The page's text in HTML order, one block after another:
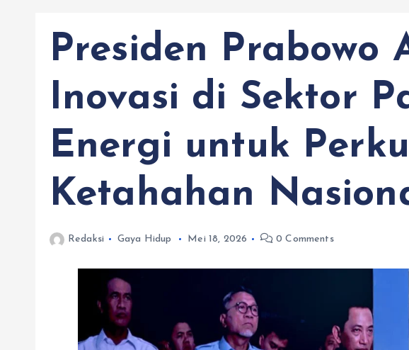
Presiden Prabowo
Inovasi di Sektor
Energi untuk
Ketahahan
Redaksi Gaya Hidup Mei 18, 2026 0 Comments